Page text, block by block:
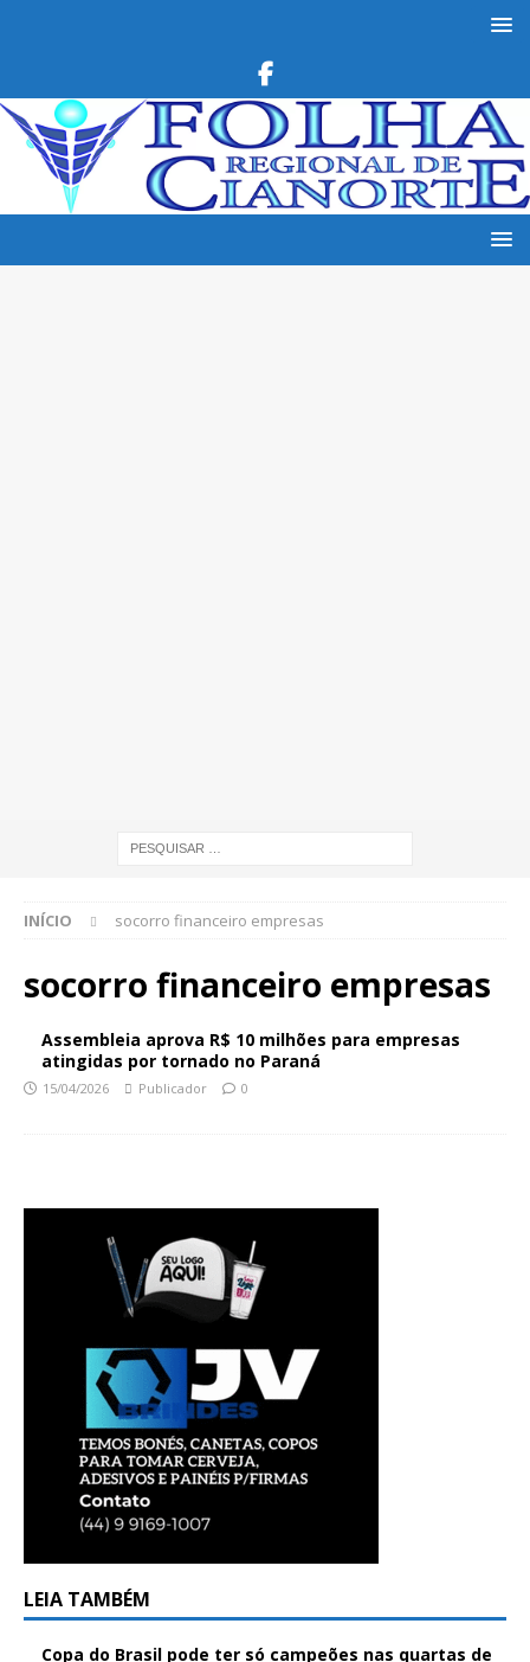
INÍCIO socorro financeiro empresas
socorro financeiro empresas
Assembleia aprova R$ 10 milhões para empresas
atingidas por tornado no Paraná
15/04/2026 Publicador 0
LEIA TAMBÉM
Copa do Brasil pode ter só campeões nas quartas de